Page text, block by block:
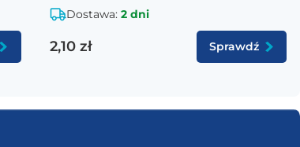
Dostawa: 2 dni
2,10 zł Sprawdź